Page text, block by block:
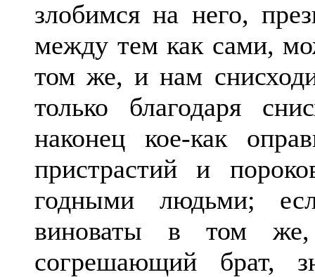
злобимся на него,
между тем как сами,
том же, и нам
только благодаря
наконец кое-как
пристрастий и
годными людьми;
виноваты в том
согрешающий брат,